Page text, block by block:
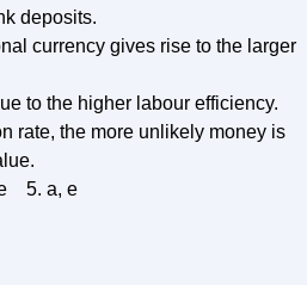
deposits.
currency gives rise to the larger
to the higher labour efficiency.
rate, the more unlikely money is
5. a, e